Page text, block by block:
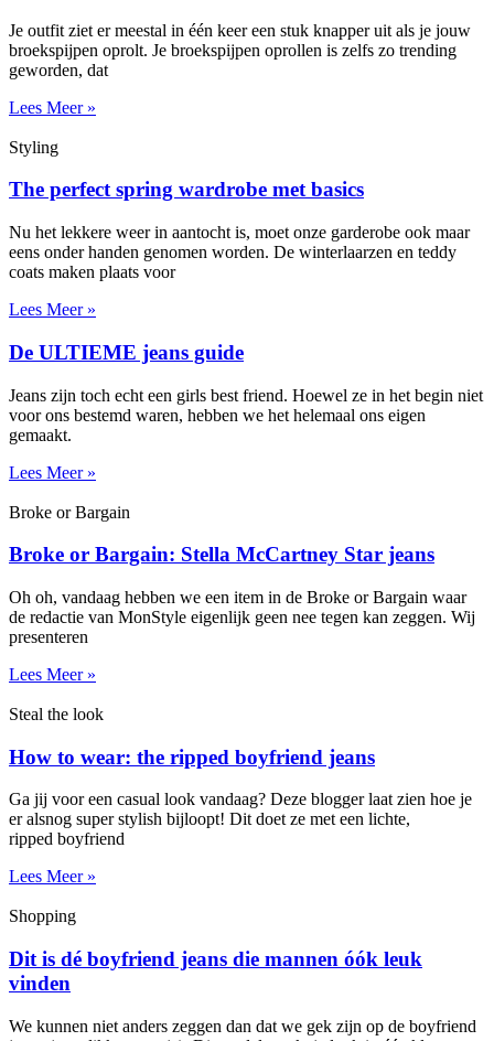
Je outfit ziet er meestal in één keer een stuk knapper uit als je jouw
broekspijpen oprolt. Je broekspijpen oprollen is zelfs zo trending
geworden, dat
Lees Meer »
Styling
The perfect spring wardrobe met basics
Nu het lekkere weer in aantocht is, moet onze garderobe ook maar
eens onder handen genomen worden. De winterlaarzen en teddy
coats maken plaats voor
Lees Meer »
De ULTIEME jeans guide
Jeans zijn toch echt een girls best friend. Hoewel ze in het begin niet
voor ons bestemd waren, hebben we het helemaal ons eigen
gemaakt.
Lees Meer »
Broke or Bargain
Broke or Bargain: Stella McCartney Star jeans
Oh oh, vandaag hebben we een item in de Broke or Bargain waar
de redactie van MonStyle eigenlijk geen nee tegen kan zeggen. Wij
presenteren
Lees Meer »
Steal the look
How to wear: the ripped boyfriend jeans
Ga jij voor een casual look vandaag? Deze blogger laat zien hoe je
er alsnog super stylish bijloopt! Dit doet ze met een lichte,
ripped boyfriend
Lees Meer »
Shopping
Dit is dé boyfriend jeans die mannen óók leuk
vinden
We kunnen niet anders zeggen dan dat we gek zijn op de boyfriend